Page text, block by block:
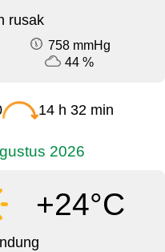
rusak
758 mmHg
44 %
14 h 32 min
2026
+24°C